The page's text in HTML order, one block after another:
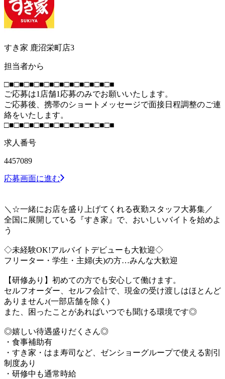
すき家 鹿沼栄町店3
担当者から
□■□■□■□■□■□■□■□■□■□■□■
ご応募は1店舗1応募のみでお願いいたします。
ご応募後、携帯のショートメッセージで面接日程調整のご連
絡をいたします。
□■□■□■□■□■□■□■□■□■□■□■
求人番号
4457089
応募画面に進む
＼☆一緒にお店を盛り上げてくれる夜勤スタッフ大募集／
全国に展開している『すき家』で、おいしいバイトを始めよ
う
◇未経験OK!アルバイトデビューも大歓迎◇
フリーター・学生・主婦(夫)の方…みんな大歓迎
【研修あり】初めての方でも安心して働けます。
セルフオーダー、セルフ会計で、現金の受け渡しはほとんど
ありません♪(一部店舗を除く)
また、困ったことがあればいつでも聞ける環境です◎
◎嬉しい待遇盛りだくさん◎
・食事補助有
・すき家・はま寿司など、ゼンショーグループで使える割引
制度あり
・研修中も通常時給